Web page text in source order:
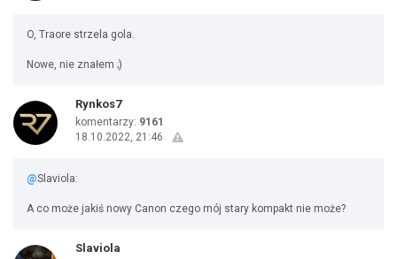
O, Traore strzela gola.
Nowe, nie znałem ;)
Rynkos7
komentarzy: 9161
18.10.2022, 21:46
@Slaviola:
A co może jakiś nowy Canon czego mój stary kompakt nie może?
Slaviola